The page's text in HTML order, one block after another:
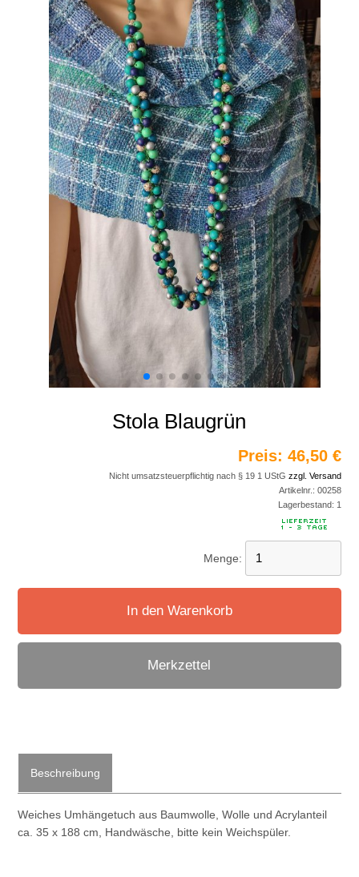
Stola Blaugrün
Preis: 46,50 €
Nicht umsatzsteuerpflichtig nach § 19 1 UStG zzgl. Versand
Artikelnr.: 00258
Lagerbestand: 1
Menge:
In den Warenkorb
Merkzettel
Beschreibung
Weiches Umhängetuch aus Baumwolle, Wolle und Acrylanteil
ca. 35 x 188 cm, Handwäsche, bitte kein Weichspüler.